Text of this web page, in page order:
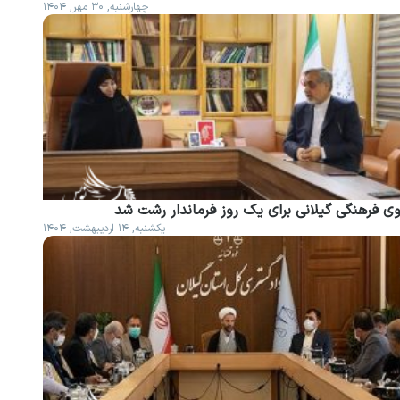
چهارشنبه, ۳۰ مهر, ۱۴۰۴
فرهنگی گیلانی برای یک روز فرماندار رشت شد
یکشنبه, ۱۴ اردیبهشت, ۱۴۰۴